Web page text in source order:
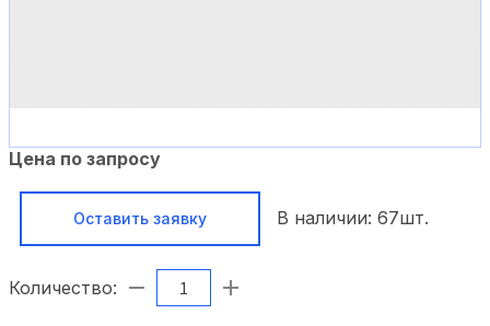
Цена по запросу
Оставить заявку В наличии: 67шт.
Количество: